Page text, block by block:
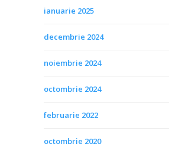
ianuarie 2025
decembrie 2024
noiembrie 2024
octombrie 2024
februarie 2022
octombrie 2020